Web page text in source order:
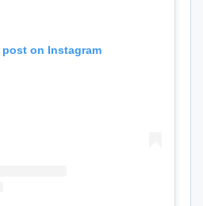
on Instagram